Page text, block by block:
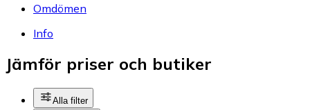
Omdömen
Info
Jämför priser och butiker
Alla filter